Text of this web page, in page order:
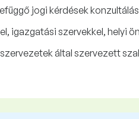
jogi kérdések
igazgatási szervekkel, helyi
által szervezett